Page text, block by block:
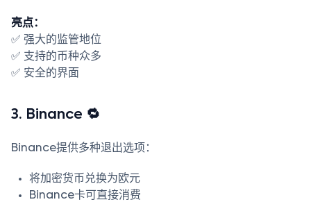
亮点：
✅ 强大的监管地位
✅ 支持的币种众多
✅ 安全的界面
3. Binance 🔁
Binance提供多种退出选项：
将加密货币兑换为欧元
Binance卡可直接消费